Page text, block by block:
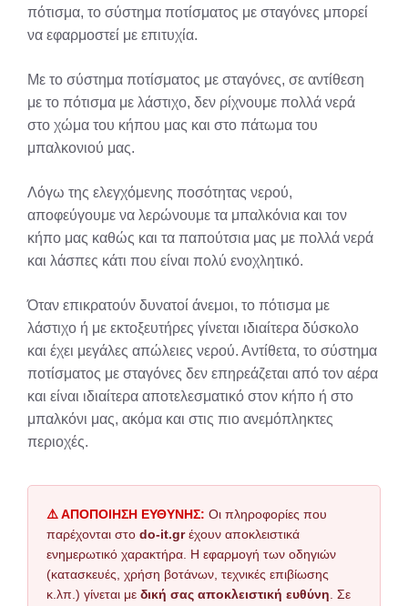
πότισμα, το σύστημα ποτίσματος με σταγόνες μπορεί
να εφαρμοστεί με επιτυχία.
Με το σύστημα ποτίσματος με σταγόνες, σε αντίθεση
με το πότισμα με λάστιχο, δεν ρίχνουμε πολλά νερά
στο χώμα του κήπου μας και στο πάτωμα του
μπαλκονιού μας.
Λόγω της ελεγχόμενης ποσότητας νερού,
αποφεύγουμε να λερώνουμε τα μπαλκόνια και τον
κήπο μας καθώς και τα παπούτσια μας με πολλά νερά
και λάσπες κάτι που είναι πολύ ενοχλητικό.
Όταν επικρατούν δυνατοί άνεμοι, το πότισμα με
λάστιχο ή με εκτοξευτήρες γίνεται ιδιαίτερα δύσκολο
και έχει μεγάλες απώλειες νερού. Αντίθετα, το σύστημα
ποτίσματος με σταγόνες δεν επηρεάζεται από τον αέρα
και είναι ιδιαίτερα αποτελεσματικό στον κήπο ή στο
μπαλκόνι μας, ακόμα και στις πιο ανεμόπληκτες
περιοχές.
⚠️ ΑΠΟΠΟΙΗΣΗ ΕΥΘΥΝΗΣ: Οι πληροφορίες που
παρέχονται στο do-it.grέχουν αποκλειστικά
ενημερωτικό χαρακτήρα. Η εφαρμογή των οδηγιών
(κατασκευές, χρήση βοτάνων, τεχνικές επιβίωσης
κ.λπ.) γίνεται με δική σας αποκλειστική ευθύνη . Σε